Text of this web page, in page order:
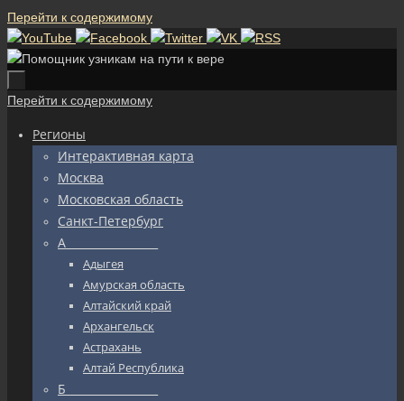
Перейти к содержимому
Перейти к содержимому
Регионы
Интерактивная карта
Москва
Московская область
Санкт-Петербург
А_________________
Адыгея
Амурская область
Алтайский край
Архангельск
Астрахань
Алтай Республика
Б_________________